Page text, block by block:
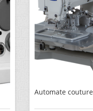
Automate